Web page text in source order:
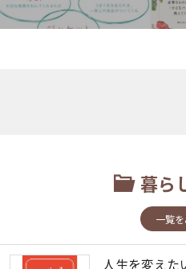
暮ら
一覧
人生を変え